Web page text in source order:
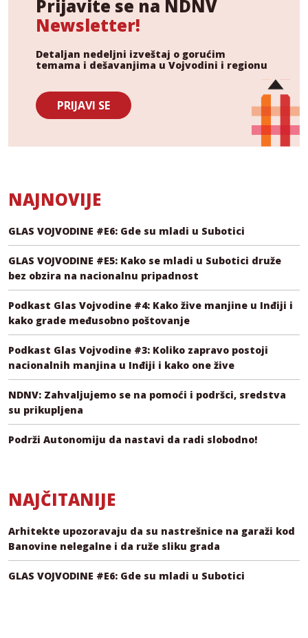
Prijavite se na NDNV
Newsletter!
Detaljan nedeljni izveštaj o gorućim
temama i dešavanjima u Vojvodini i regionu
PRIJAVI SE
NAJNOVIJE
GLAS VOJVODINE #E6: Gde su mladi u Subotici
GLAS VOJVODINE #E5: Kako se mladi u Subotici druže
bez obzira na nacionalnu pripadnost
Podkast Glas Vojvodine #4: Kako žive manjine u Inđiji i
kako grade međusobno poštovanje
Podkast Glas Vojvodine #3: Koliko zapravo postoji
nacionalnih manjina u Inđiji i kako one žive
NDNV: Zahvaljujemo se na pomoći i podršci, sredstva
su prikupljena
Podrži Autonomiju da nastavi da radi slobodno!
NAJČITANIJE
Arhitekte upozoravaju da su nastrešnice na garaži kod
Banovine nelegalne i da ruže sliku grada
GLAS VOJVODINE #E6: Gde su mladi u Subotici